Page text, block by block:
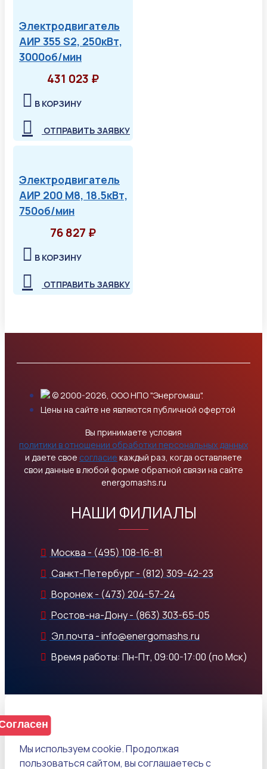
Электродвигатель
АИР 355 S2, 250кВт,
3000об/мин
431 023 ₽
В КОРЗИНУ
ОТПРАВИТЬ ЗАЯВКУ
Электродвигатель
АИР 200 М8, 18.5кВт,
750об/мин
76 827 ₽
В КОРЗИНУ
ОТПРАВИТЬ ЗАЯВКУ
© 2000-2026, ООО НПО "Энергомаш".
Цены на сайте не являются публичной офертой
Вы принимаете условия
политики в отношении обработки персональных данных
и даете свое согласие каждый раз, когда оставляете
свои данные в любой форме обратной связи на сайте
energomashs.ru
НАШИ ФИЛИАЛЫ
Москва - (495) 108-16-81
Санкт-Петербург - (812) 309-42-23
Воронеж - (473) 204-57-24
Ростов-на-Дону - (863) 303-65-05
Эл.почта - info@energomashs.ru
Время работы: Пн-Пт, 09:00-17:00 (по Мск)
Мы используем cookie. Продолжая
пользоваться сайтом, вы соглашаетесь с